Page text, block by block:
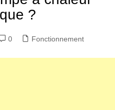
?
0 Fonctionnement